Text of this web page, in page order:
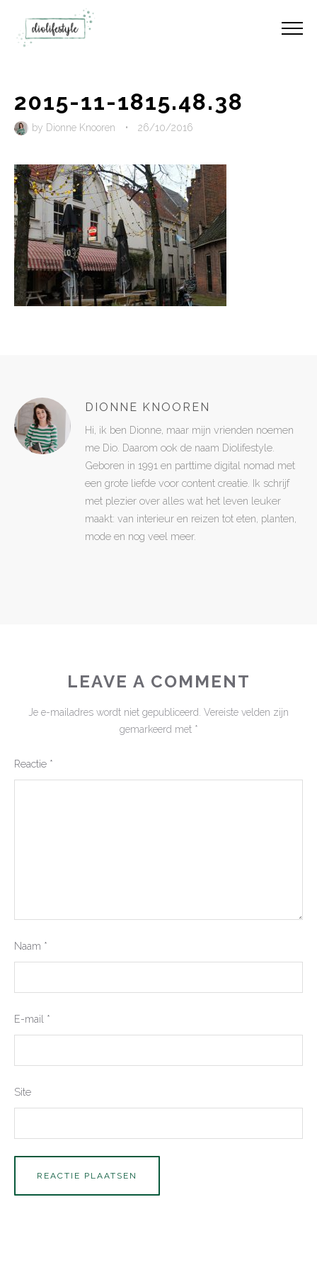
2015-11-1815.48.38
by Dionne Knooren • 26/10/2016
DIONNE KNOOREN
Hi, ik ben Dionne, maar mijn vrienden noemen
me Dio. Daarom ook de naam Diolifestyle.
Geboren in 1991 en parttime digital nomad met
een grote liefde voor content creatie. Ik schrijf
met plezier over alles wat het leven leuker
maakt: van interieur en reizen tot eten, planten,
mode en nog veel meer.
LEAVE A COMMENT
Je e-mailadres wordt niet gepubliceerd. Vereiste velden zijn
gemarkeerd met *
Reactie *
Naam *
E-mail *
Site